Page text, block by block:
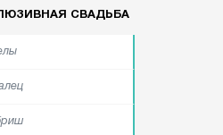
СВАДЬБА